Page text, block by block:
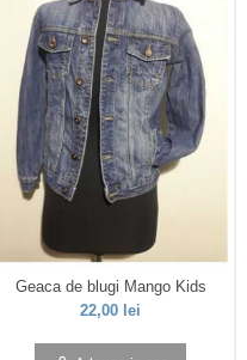
Geaca de blugi Mango Kids
22,00 lei